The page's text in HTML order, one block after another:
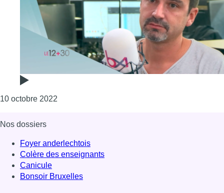
10 octobre 2022
Nos dossiers
Foyer anderlechtois
Colère des enseignants
Canicule
Bonsoir Bruxelles